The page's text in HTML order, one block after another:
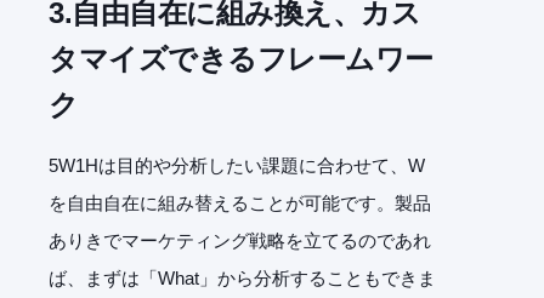
3.自由自在に組み換え、カス
タマイズできるフレームワー
ク
5W1Hは目的や分析したい課題に合わせて、W
を自由自在に組み替えることが可能です。製品
ありきでマーケティング戦略を立てるのであれ
ば、まずは「What」から分析することもできま